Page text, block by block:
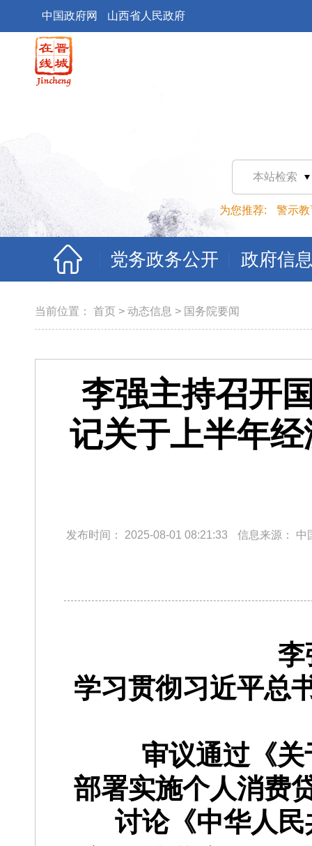
中国政府网 山西省人民政府
本站检索
为您推荐: 警示教
党务政务公开 政府信
当前位置： 首页 > 动态信息 > 国务院要闻
李强主持召开
记关于上半年
发布时间： 2025-08-01 08:21:33 信息来源： 中
李
学习贯彻习近平总
审议通过《
部署实施个人消费
讨论《中华人